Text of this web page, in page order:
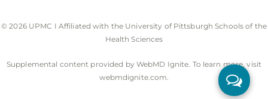
© 2026 UPMC I Affiliated with the University of Pittsburgh Schools of the
Health Sciences
Supplemental content provided by WebMD Ignite. To learn more, visit
webmdignite.com.